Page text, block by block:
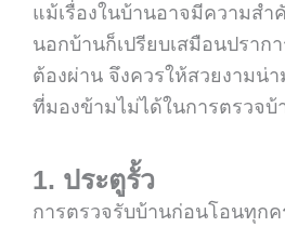
แม้เรื่องในบ้านอาจมีความส
นอกบ้านก็เปรียบเสมือนปรา
ต้องผ่าน จึงควรให้สวยงามน่
ที่มองข้ามไม่ได้ในการตรวจบ้
1. ประตูรั้ว
การตรวจรับบ้านก่อนโอนทุกค